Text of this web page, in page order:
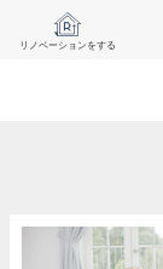
リノベーションをする